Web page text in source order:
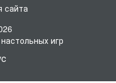
сайта
игр